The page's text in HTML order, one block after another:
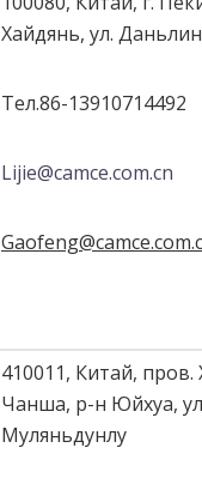
Хайдянь, ул.
Тел.86-13910714492
Lijie@camce.com.cn
410011, Китай, пров.
Чанша, р-н Юйхуа,
Муляньдунлу